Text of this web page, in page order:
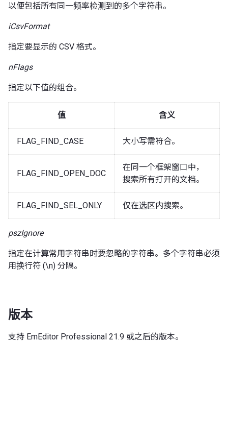
以便包括所有同一频率检测到的多个字符串。
iCsvFormat
指定要显示的 CSV 格式。
nFlags
指定以下值的组合。
值 含义
FLAG_FIND_CASE 大小写需符合。
FLAG_FIND_OPEN_DOC
在同一个框架窗口中，
搜索所有打开的文档。
FLAG_FIND_SEL_ONLY 仅在选区内搜索。
pszIgnore
指定在计算常用字符串时要忽略的字符串。多个字符串必须
用换行符 (\n) 分隔。
版本
支持 EmEditor Professional 21.9 或之后的版本。